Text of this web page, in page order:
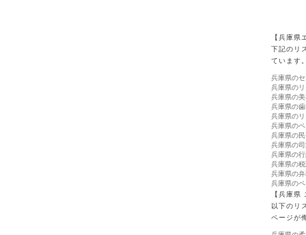
【兵庫県
下記のリ
ています。
兵庫県の
兵庫県の
兵庫県の
兵庫県の
兵庫県の
兵庫県の
兵庫県の
兵庫県の
兵庫県の
兵庫県の
兵庫県の
兵庫県の
【兵庫県
以下のリ
ページが